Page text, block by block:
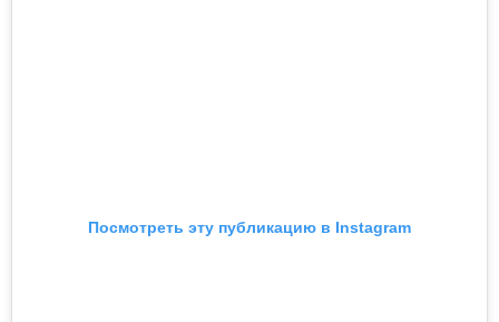
Посмотреть эту публикацию в Instagram